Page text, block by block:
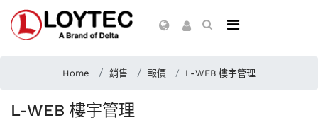
Home 銷售 報價 L-WEB 樓宇管理
L-WEB 樓宇管理